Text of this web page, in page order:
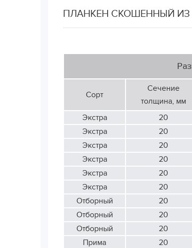
ПЛАНКЕН СКОШЕННЫЙ
Сорт
Сечение
толщина, мм
Экстра 20
Экстра
20
Экстра
20
Экстра
20
Экстра
20
Экстра
20
Отборный
20
Отборный
20
Отборный
20
Прима
20